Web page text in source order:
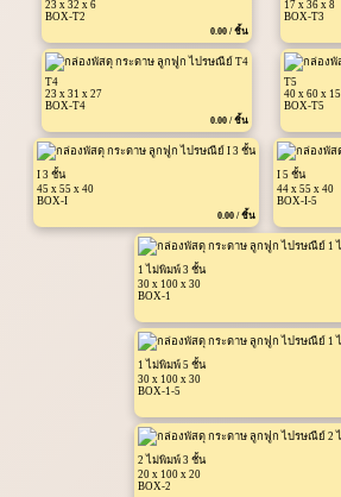
23 x 32 x 6
BOX-T2
0.00 / ชิ้น
17 x 36 x 8
BOX-T3
T4
23 x 31 x 27
BOX-T4
0.00 / ชิ้น
T5
40 x 60 x 15
BOX-T5
I 3 ชั้น
45 x 55 x 40
BOX-I
0.00 / ชิ้น
I 5 ชั้น
44 x 55 x 40
BOX-I-5
1 ไม่พิมพ์ 3 ชั้น
30 x 100 x 30
BOX-1
1 ไม่พิมพ์ 5 ชั้น
30 x 100 x 30
BOX-1-5
2 ไม่พิมพ์ 3 ชั้น
20 x 100 x 20
BOX-2